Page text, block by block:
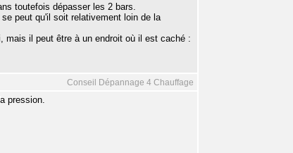
toutefois dépasser les 2 bars.
peut qu'il soit relativement loin de la
mais il peut être à un endroit où il est caché :
Conseil Dépannage 4 Chauffage
pression.